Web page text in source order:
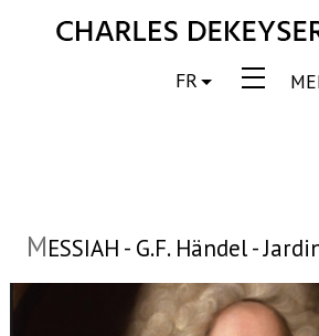
FR
MESSIAH - G.F. Händel -